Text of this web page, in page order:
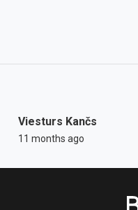
Viesturs Kančs
11 months ago